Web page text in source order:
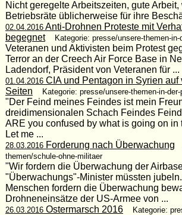
Nicht geregelte Arbeitszeiten, gute
Betriebsräte üblicherweise für ihre
02.04.2016Anti-Drohnen Proteste mit
begegnet
Kategorie: presse/unsere-themen-in-
Veteranen und Aktivisten beim Protest
Terror an der Creech Air Force Base in
Ladendorf, Präsident von Veteranen für ...
01.04.2016CIA und Pentagon in Syrien auf
Seiten
Kategorie: presse/unsere-themen-in-
"Der Feind meines Feindes ist mein
dreidimensionalen Schach Feindes
ARE you confused by what is going on in
Let me ...
28.03.2016Forderung nach Überwachung
themen/schule-ohne-militaer
"Wir fordern die Überwachung der
"Überwachungs"-Minister müssten
Menschen fordern die Überwachung
Drohneneinsätze der US-Armee von ...
26.03.2016Ostermarsch 2016
Kategorie: